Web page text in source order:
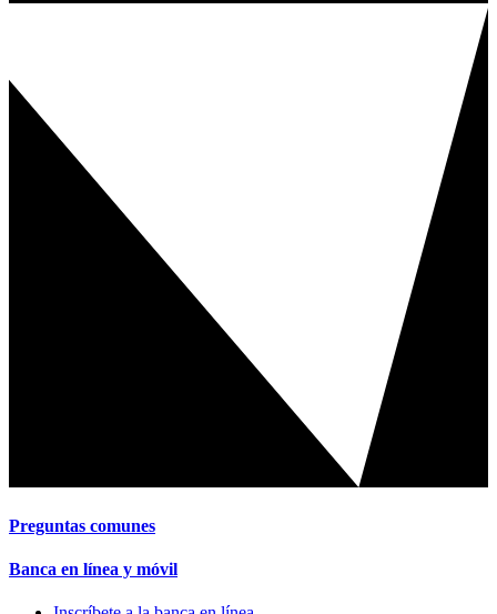
Preguntas comunes
Banca en línea y móvil